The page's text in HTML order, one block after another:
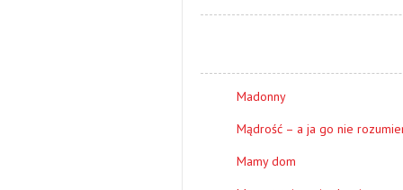
Madonny
Mądrość – a ja go nie
Mamy dom